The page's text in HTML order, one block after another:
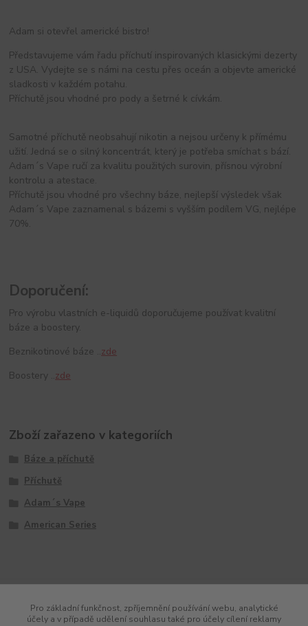
Adam si otevřel americké bistro!
Představujeme vám řadu příchutí inspirovaných klasickými dezerty
z USA. Vydejte se s námi na cestu přes oceán a objevte americké
sladkosti v každém potahu.
Příchutě jsou vhodné pro pody a šetrné k cívkám.
Samotné příchutě neobsahují nikotin a nejsou určeny k přímému
užití. Jedná se o silný koncentrát, který je potřeba smíchat s bází.
Adam´s Vape ručí za kvalitu použitých surovin, přísnou výrobní
kontrolu a atestace.
Příchutě jsou vhodné pro všechny báze, nejlepší výsledek však
Adam´s Vape zaznamenal s bázemi s vyšším podílem VG, nejlépe
70%.
Doporučení:
Pro výrobu vlastních e-liquidů doporučujeme používat kvalitní
báze a boostery.
Beznikotinové báze ..zde
Boostery ..zde
Zboží zařazeno v kategoriích
Báze a příchutě
Příchutě
Adam´s Vape
American Series
Pro základní funkčnost, zpříjemnění používání webu, analytické
účely a v případě udělení souhlasu také pro účely cílení reklamy